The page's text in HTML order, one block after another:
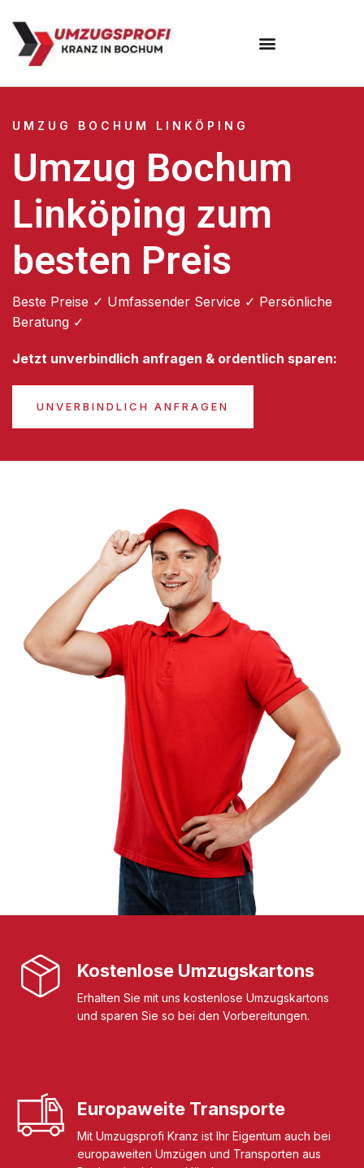
UMZUG BOCHUM LINKÖPING
Umzug Bochum
Linköping zum
besten Preis
Beste Preise ✓ Umfassender Service ✓ Persönliche
Beratung ✓
Jetzt unverbindlich anfragen & ordentlich sparen:
UNVERBINDLICH ANFRAGEN
Kostenlose Umzugskartons
Erhalten Sie mit uns kostenlose Umzugskartons
und sparen Sie so bei den Vorbereitungen.
Europaweite Transporte
Mit Umzugsprofi Kranz ist Ihr Eigentum auch bei
europaweiten Umzügen und Transporten aus